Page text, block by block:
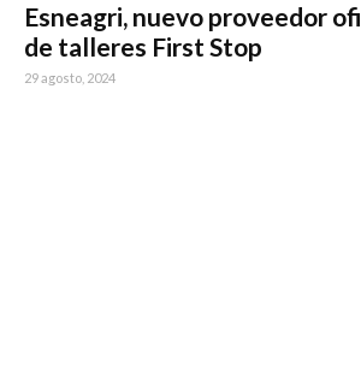
Esneagri, nuevo proveedor
de talleres First Stop
29 agosto, 2024